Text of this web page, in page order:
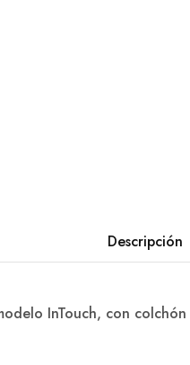
Descripción
InTouch, con colchón